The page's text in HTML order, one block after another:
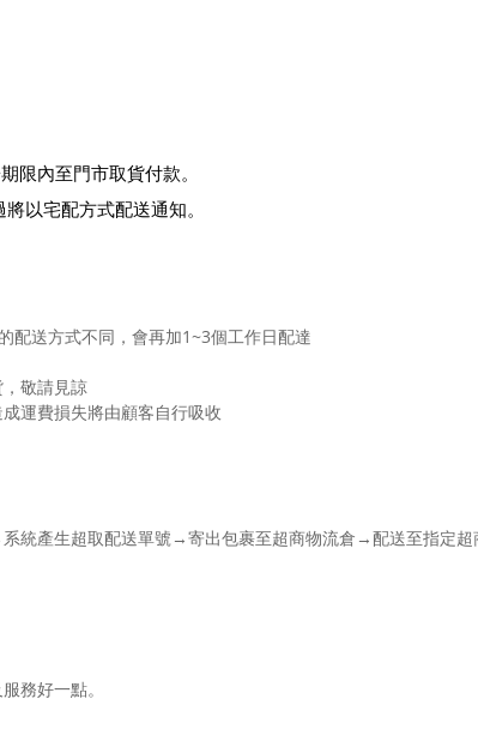
限內至門市取貨付款。
以宅配方式配送通知。
送方式不同，會再加1~3個工作日配達
敬請見諒
運費損失將由顧客自行吸收
統產生超取配送單號→寄出包裹至超商物流倉→配送至指定
務好一點。